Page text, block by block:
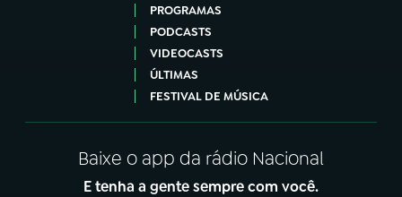
PROGRAMAS
PODCASTS
VIDEOCASTS
ÚLTIMAS
FESTIVAL DE MÚSICA
Baixe o app da rádio Nacional
E tenha a gente sempre com você.